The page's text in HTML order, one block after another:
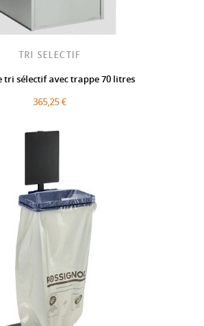
TRI SELECTIF
tri sélectif avec trappe 70 litres
365,25 €